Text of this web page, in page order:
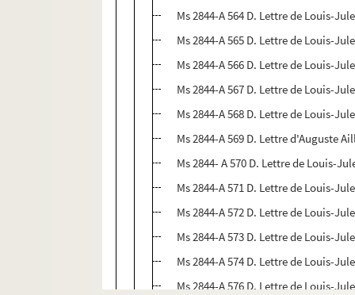
Ms 2844-A 564 D. Lettre de Louis-
Ms 2844-A 565 D. Lettre de Louis-
Ms 2844-A 566 D. Lettre de Louis-
Ms 2844-A 567 D. Lettre de Louis-
Ms 2844-A 568 D. Lettre de Louis-
Ms 2844-A 569 D. Lettre d'Auguste
Ms 2844- A 570 D. Lettre de Louis-
Ms 2844-A 571 D. Lettre de Louis-
Ms 2844-A 572 D. Lettre de Louis-
Ms 2844-A 573 D. Lettre de Louis-
Ms 2844-A 574 D. Lettre de Louis-
Ms 2844-A 576 D. Lettre de Louis-